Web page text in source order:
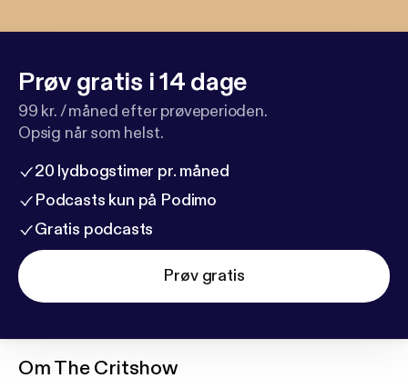
Prøv gratis i 14 dage
99 kr. / måned efter prøveperioden.
Opsig når som helst.
20 lydbogstimer pr. måned
Podcasts kun på Podimo
Gratis podcasts
Prøv gratis
OmThe Critshow